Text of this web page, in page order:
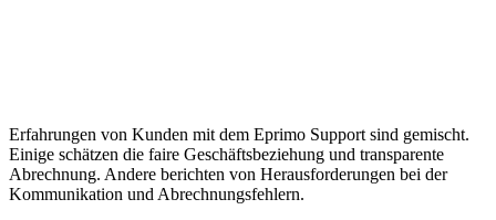
Erfahrungen von Kunden mit dem Eprimo Support sind gemischt.
Einige schätzen die faire Geschäftsbeziehung und transparente
Abrechnung. Andere berichten von Herausforderungen bei der
Kommunikation und Abrechnungsfehlern.